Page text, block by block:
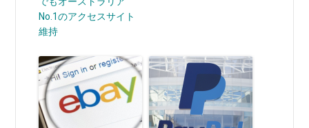
No.1のアクセスサイト
維持